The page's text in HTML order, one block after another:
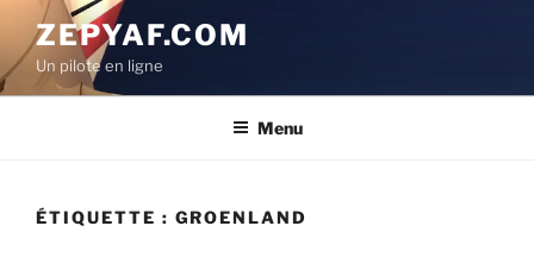
contenu
principal
ZEPYAF.COM
Un pilote en ligne
Menu
ÉTIQUETTE : GROENLAND